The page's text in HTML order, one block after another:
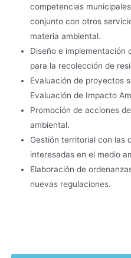
competencias
conjunto con otros
materia ambiental.
Diseño e implementación
para la recolección de
Evaluación de proyectos
Evaluación de Impacto
Promoción de acciones
ambiental.
Gestión territorial con las
interesadas en el medio
Elaboración de
nuevas regulaciones.